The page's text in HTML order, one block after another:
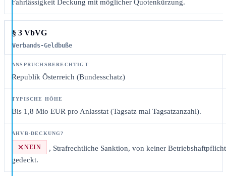
Fahrlässigkeit Deckung mit möglicher Quotenkürzung.
§ 3 VbVG
Verbands-Geldbuße
Republik Österreich (Bundesschatz)
Bis 1,8 Mio EUR pro Anlasstat (Tagsatz mal Tagsatzanzahl).
NEIN
, Strafrechtliche Sanktion, von keiner Betriebshaftpflicht
gedeckt.